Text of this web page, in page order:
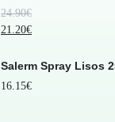
24.90€
21.20€
Salerm Spray Lisos
16.15€